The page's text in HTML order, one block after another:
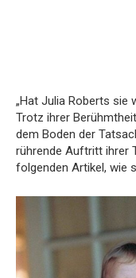
„Hat Julia Roberts sie
Trotz ihrer
dem Boden der
rührende Auftritt ihrer
folgenden Artikel, wie